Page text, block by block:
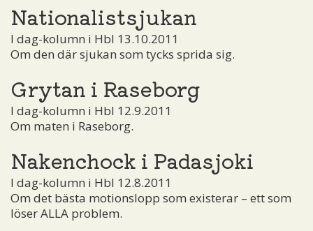
Nationalistsjukan
I dag-kolumn i Hbl 13.10.2011
Om den där sjukan som tycks sprida sig.
Grytan i Raseborg
I dag-kolumn i Hbl 12.9.2011
Om maten i Raseborg.
Nakenchock i Padasjoki
I dag-kolumn i Hbl 12.8.2011
Om det bästa motionslopp som existerar – ett som
löser ALLA problem.